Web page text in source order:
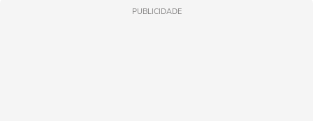
PUBLICIDADE